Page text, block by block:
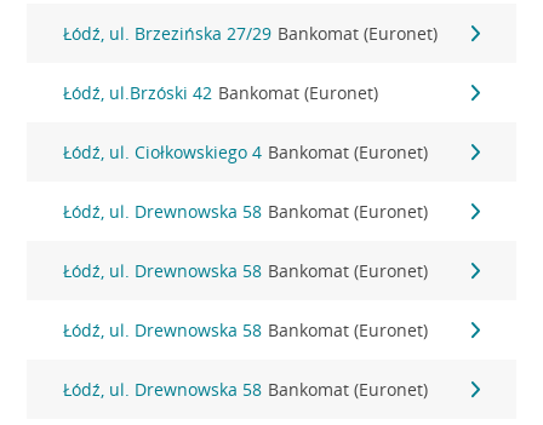
Łódź, ul. Brzezińska 27/29 Bankomat (Euronet)
Łódź, ul.Brzóski 42 Bankomat (Euronet)
Łódź, ul. Ciołkowskiego 4 Bankomat (Euronet)
Łódź, ul. Drewnowska 58 Bankomat (Euronet)
Łódź, ul. Drewnowska 58 Bankomat (Euronet)
Łódź, ul. Drewnowska 58 Bankomat (Euronet)
Łódź, ul. Drewnowska 58 Bankomat (Euronet)